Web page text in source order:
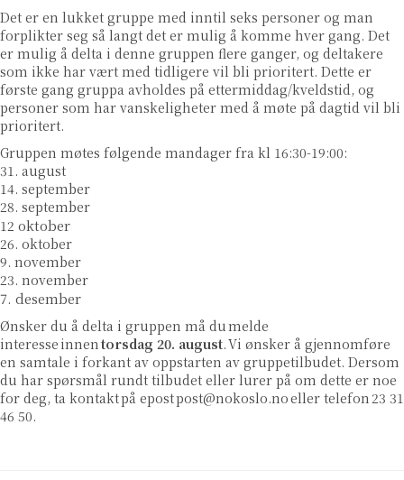
Det er en lukket gruppe med inntil seks personer og man
forplikter seg så langt det er mulig å komme hver gang. Det
er mulig å delta i denne gruppen flere ganger, og deltakere
som ikke har vært med tidligere vil bli prioritert. Dette er
første gang gruppa avholdes på ettermiddag/kveldstid, og
personer som har vanskeligheter med å møte på dagtid vil bli
prioritert.
Gruppen møtes følgende mandager fra kl 16:30-19:00:
31. august
14. september
28. september
12 oktober
26. oktober
9. november
23. november
7. desember
Ønsker du å delta i gruppen må du melde
interesse innen torsdag 20. august. Vi ønsker å gjennomføre
en samtale i forkant av oppstarten av gruppetilbudet. Dersom
du har spørsmål rundt tilbudet eller lurer på om dette er noe
for deg, ta kontakt på epostpost@nokoslo.noeller telefon 23 31
46 50.